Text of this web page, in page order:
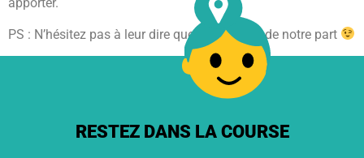
apporter.
PS : N’hésitez pas à leur dire que vous venez de notre part
RESTEZ DANS LA COURSE